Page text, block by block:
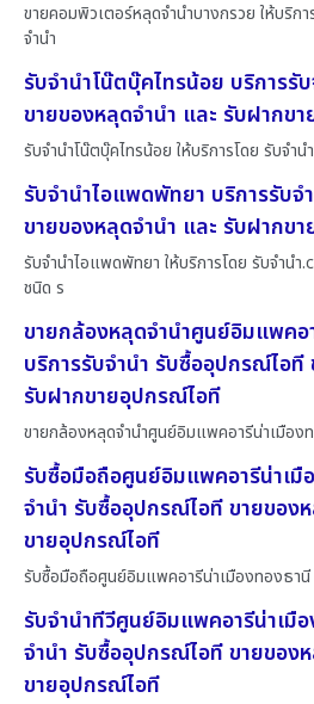
ขายคอมพิวเตอร์หลุดจำนำบางกรวย ให้บริก
จำนำ
รับจำนำโน๊ตบุ๊คไทรน้อย บริการ
ขายของหลุดจำนำ และ รับฝากข
รับจำนำโน๊ตบุ๊คไทรน้อย ให้บริการโดย รับจํา
รับจำนำไอแพดพัทยา บริการรับ
ขายของหลุดจำนำ และ รับฝากข
รับจำนำไอแพดพัทยา ให้บริการโดย รับจํานํา
ชนิด ร
ขายกล้องหลุดจำนำศูนย์อิมแพคอ
บริการรับจำนำ รับซื้ออุปกรณ์ไอที
รับฝากขายอุปกรณ์ไอที
ขายกล้องหลุดจำนำศูนย์อิมแพคอารีน่าเมือง
รับซื้อมือถือศูนย์อิมแพคอารีน่าเมื
จำนำ รับซื้ออุปกรณ์ไอที ขายของ
ขายอุปกรณ์ไอที
รับซื้อมือถือศูนย์อิมแพคอารีน่าเมืองทองธานี
รับจำนำทีวีศูนย์อิมแพคอารีน่าเมื
จำนำ รับซื้ออุปกรณ์ไอที ขายของ
ขายอุปกรณ์ไอที